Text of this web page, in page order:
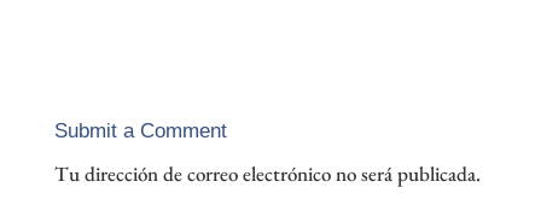
Submit a Comment
Tu dirección de correo electrónico no será publicada.